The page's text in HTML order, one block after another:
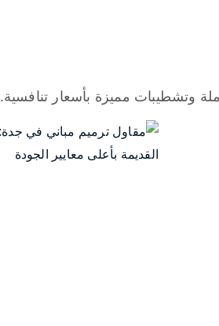
وتشطيبات مميزة بأسعار تنافسية.